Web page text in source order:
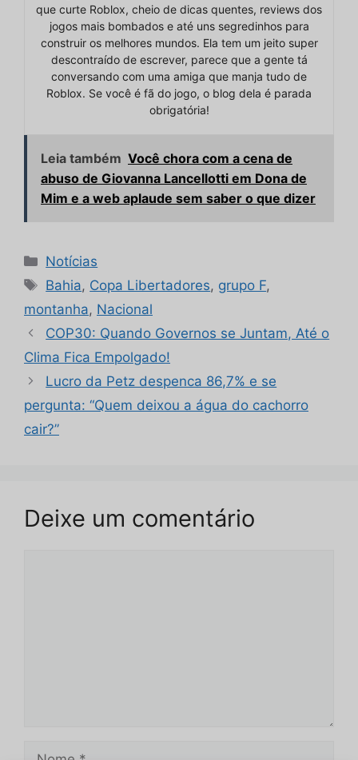
que curte Roblox, cheio de dicas quentes, reviews dos
jogos mais bombados e até uns segredinhos para
construir os melhores mundos. Ela tem um jeito super
descontraído de escrever, parece que a gente tá
conversando com uma amiga que manja tudo de
Roblox. Se você é fã do jogo, o blog dela é parada
obrigatória!
Leia também Você chora com a cena de
abuso de Giovanna Lancellotti em Dona de
Mim e a web aplaude sem saber o que dizer
Categorias
Notícias
Tags
Bahia, Copa Libertadores, grupo F,
montanha, Nacional
COP30: Quando Governos se Juntam, Até o
Clima Fica Empolgado!
Lucro da Petz despenca 86,7% e se
pergunta: “Quem deixou a água do cachorro
cair?”
Deixe um comentário